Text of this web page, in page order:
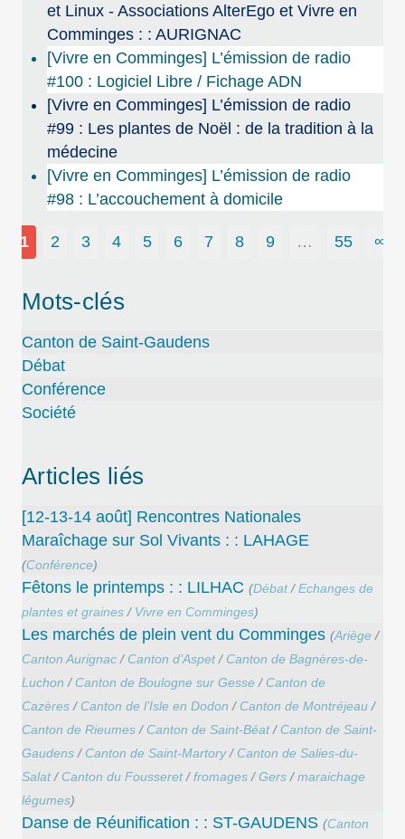
et Linux - Associations AlterEgo et Vivre en
Comminges : : AURIGNAC
[Vivre en Comminges] L’émission de radio
#100 : Logiciel Libre / Fichage ADN
[Vivre en Comminges] L’émission de radio
#99 : Les plantes de Noël : de la tradition à la
médecine
[Vivre en Comminges] L’émission de radio
#98 : L’accouchement à domicile
1 2 3 4 5 6 7 8 9 … 55 ∞
Mots-clés
Canton de Saint-Gaudens
Débat
Conférence
Société
Articles liés
[12-13-14 août] Rencontres Nationales
Maraîchage sur Sol Vivants : : LAHAGE
(Conférence)
Fêtons le printemps : : LILHAC (Débat/Echanges de
plantes et graines/ Vivre en Comminges)
Les marchés de plein vent du Comminges (Ariège/
Canton Aurignac/ Canton d’Aspet/ Canton de Bagnères-de-
Luchon / Canton de Boulogne sur Gesse/ Canton de
Cazères/ Canton de l’Isle en Dodon / Canton de Montréjeau/
Canton de Rieumes/ Canton de Saint-Béat/ Canton de Saint-
Gaudens/ Canton de Saint-Martory/ Canton de Salies-du-
Salat/ Canton du Fousseret/fromages/Gers/maraichage
légumes)
Danse de Réunification : : ST-GAUDENS (Canton